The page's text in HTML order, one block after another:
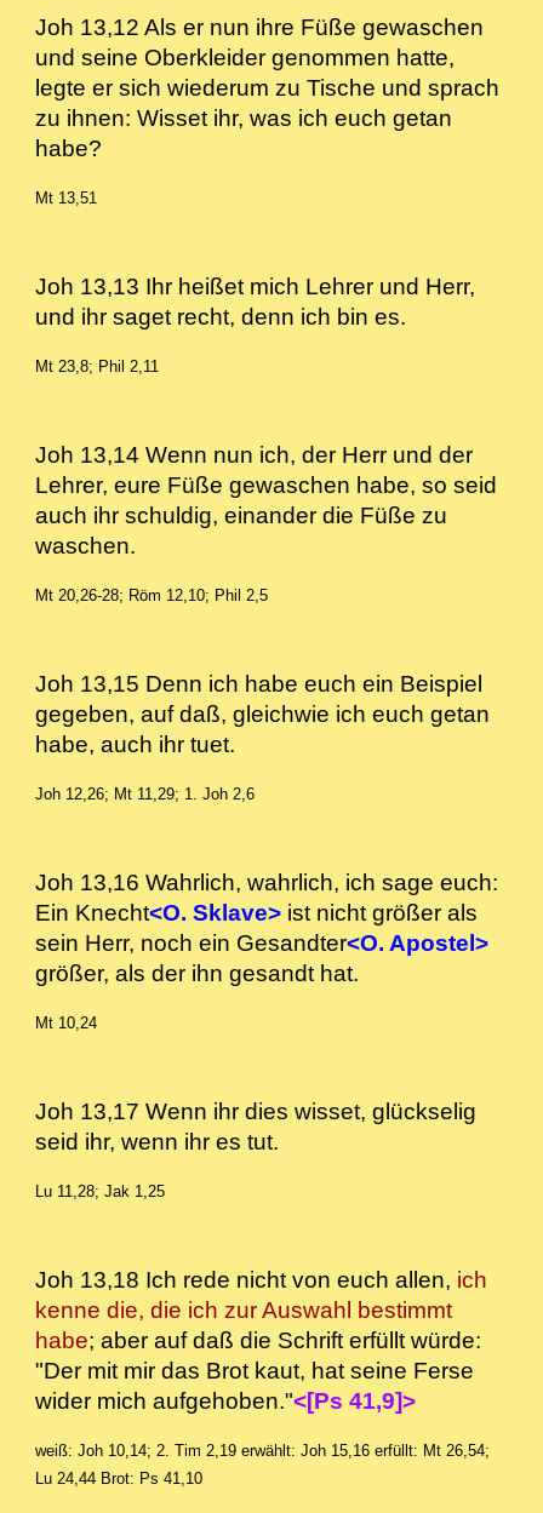
Joh 13,12 Als er nun ihre Füße gewaschen
und seine Oberkleider genommen hatte,
legte er sich wiederum zu Tische und sprach
zu ihnen: Wisset ihr, was ich euch getan
habe?
Mt 13,51
Joh 13,13 Ihr heißet mich Lehrer und Herr,
und ihr saget recht, denn ich bin es.
Mt 23,8; Phil 2,11
Joh 13,14 Wenn nun ich, der Herr und der
Lehrer, eure Füße gewaschen habe, so seid
auch ihr schuldig, einander die Füße zu
waschen.
Mt 20,26-28; Röm 12,10; Phil 2,5
Joh 13,15 Denn ich habe euch ein Beispiel
gegeben, auf daß, gleichwie ich euch getan
habe, auch ihr tuet.
Joh 12,26; Mt 11,29; 1. Joh 2,6
Joh 13,16 Wahrlich, wahrlich, ich sage euch:
Ein Knecht<O. Sklave> ist nicht größer als
sein Herr, noch ein Gesandter<O. Apostel>
größer, als der ihn gesandt hat.
Mt 10,24
Joh 13,17 Wenn ihr dies wisset, glückselig
seid ihr, wenn ihr es tut.
Lu 11,28; Jak 1,25
Joh 13,18 Ich rede nicht von euch allen, ich
kenne die, die ich zur Auswahl bestimmt
habe; aber auf daß die Schrift erfüllt würde:
"Der mit mir das Brot kaut, hat seine Ferse
wider mich aufgehoben."<[Ps 41,9]>
weiß: Joh 10,14; 2. Tim 2,19 erwählt: Joh 15,16 erfüllt: Mt 26,54;
Lu 24,44 Brot: Ps 41,10